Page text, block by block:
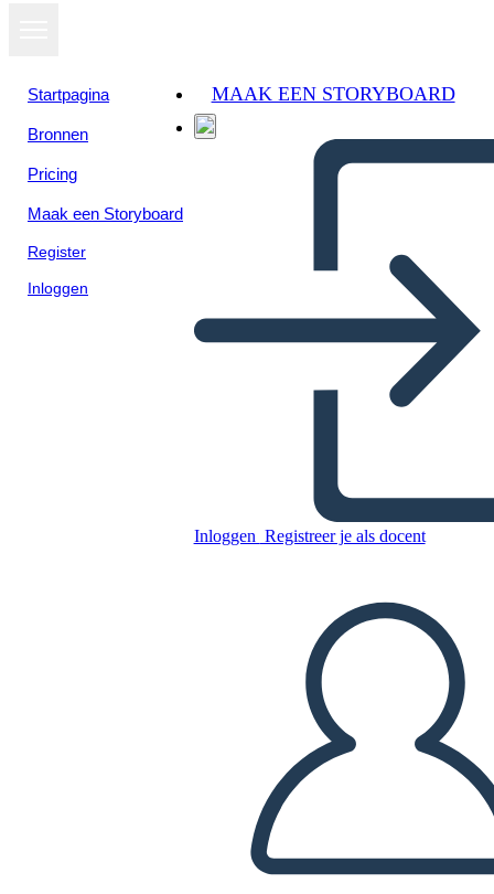
Startpagina
Bronnen
Pricing
Maak een Storyboard
Register
Inloggen
MAAK EEN STORYBOARD
Inloggen Registreer je als docent
Biografie 3
Kopieer dit Storyboard
MAAK EEN STORYBOARD
DIAVOORSTELLING AFSPELEN
LEES MIJ VOOR